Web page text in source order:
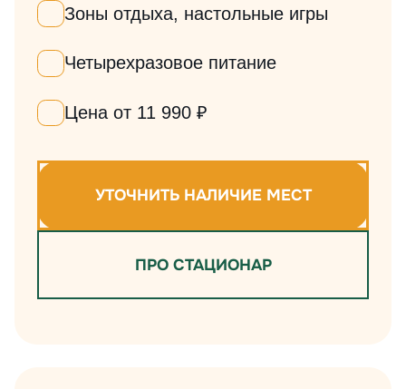
Зоны отдыха, настольные игры
Четырехразовое питание
Цена от 11 990 ₽
УТОЧНИТЬ НАЛИЧИЕ МЕСТ
ПРО СТАЦИОНАР